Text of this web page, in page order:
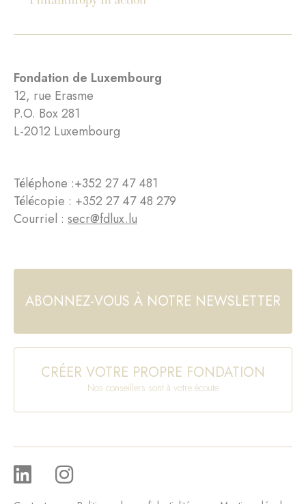
Fondation de Luxembourg
12, rue Erasme
P.O. Box 281
L-2012 Luxembourg
Téléphone :+352 27 47 481
Télécopie : +352 27 47 48 279
Courriel : secr@fdlux.lu
ABONNEZ-VOUS À NOTRE NEWSLETTER
CRÉER VOTRE PROPRE FONDATION
Nos conseillers sont à votre écoute